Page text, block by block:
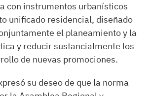
con instrumentos urbanísticos
unificado residencial, diseñado
el planeamiento y la
y reducir sustancialmente los
de nuevas promociones.
su deseo de que la norma